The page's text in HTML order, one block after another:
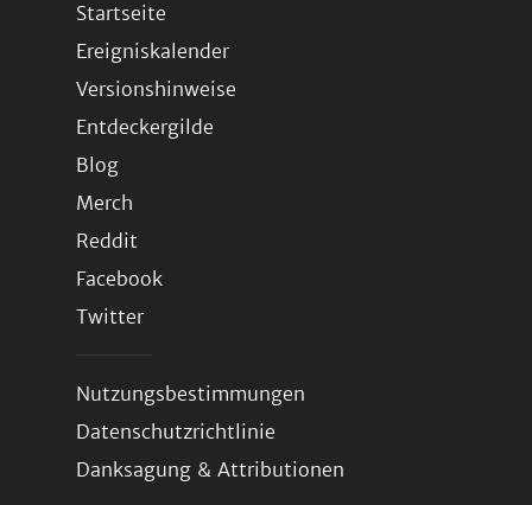
Startseite
Ereigniskalender
Versionshinweise
Entdeckergilde
Blog
Merch
Reddit
Facebook
Twitter
Nutzungsbestimmungen
Datenschutzrichtlinie
Danksagung & Attributionen